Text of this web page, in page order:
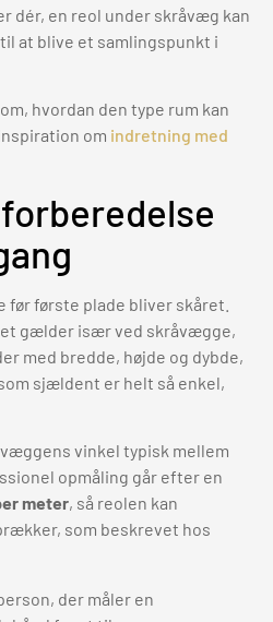
dér, en reol under skråvæg kan
at blive et samlingspunkt i
hvordan den type rum kan
om indretning med
første plade bliver skåret.
gælder især ved skråvægge,
med bredde, højde og dybde,
sjældent er helt så enkel,
vinkel typisk mellem
opmåling går efter en
meter, så reolen kan
som beskrevet hos